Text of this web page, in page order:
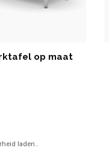
op maat
laden..